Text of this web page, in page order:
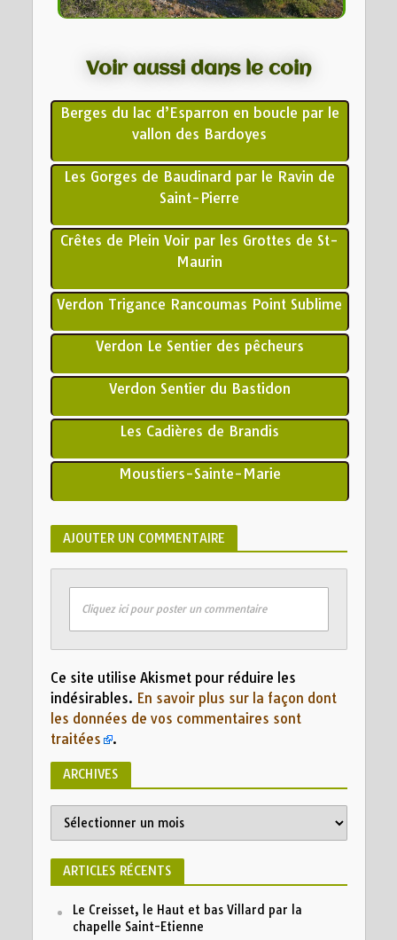
Voir aussi dans le coin
Berges du lac d’Esparron en boucle par le
vallon des Bardoyes
Les Gorges de Baudinard par le Ravin de
Saint-Pierre
Crêtes de Plein Voir par les Grottes de St-
Maurin
Verdon Trigance Rancoumas Point Sublime
Verdon Le Sentier des pêcheurs
Verdon Sentier du Bastidon
Les Cadières de Brandis
Moustiers-Sainte-Marie
AJOUTER UN COMMENTAIRE
Cliquez ici pour poster un commentaire
Ce site utilise Akismet pour réduire les
indésirables. En savoir plus sur la façon dont
les données de vos commentaires sont
traitées
.
ARCHIVES
ARTICLES RÉCENTS
Le Creisset, le Haut et bas Villard par la
chapelle Saint-Etienne